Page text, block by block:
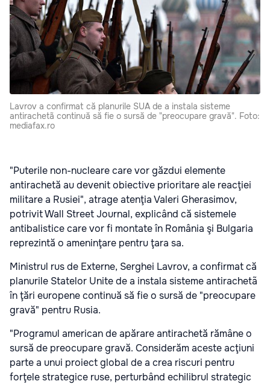
Lavrov a confirmat că planurile SUA de a instala sisteme
antirachetã continuă să fie o sursă de "preocupare gravă". Foto:
mediafax.ro
"Puterile non-nucleare care vor găzdui elemente
antirachetă au devenit obiective prioritare ale reacţiei
militare a Rusiei", atrage atenţia Valeri Gherasimov,
potrivit Wall Street Journal, explicând că sistemele
antibalistice care vor fi montate în România şi Bulgaria
reprezintă o ameninţare pentru ţara sa.
Ministrul rus de Externe, Serghei Lavrov, a confirmat că
planurile Statelor Unite de a instala sisteme antirachetã
în ţări europene continuă să fie o sursă de "preocupare
gravă" pentru Rusia.
"Programul american de apărare antirachetă rămâne o
sursă de preocupare gravă. Considerăm aceste acţiuni
parte a unui proiect global de a crea riscuri pentru
forţele strategice ruse, perturbând echilibrul strategic